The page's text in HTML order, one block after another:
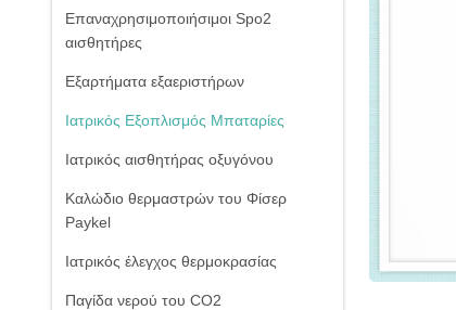
Επαναχρησιμοποιήσιμοι Spo2
αισθητήρες
Εξαρτήματα εξαεριστήρων
Ιατρικός Εξοπλισμός Μπαταρίες
Ιατρικός αισθητήρας οξυγόνου
Καλώδιο θερμαστρών του Φίσερ
Paykel
Ιατρικός έλεγχος θερμοκρασίας
Παγίδα νερού του CO2